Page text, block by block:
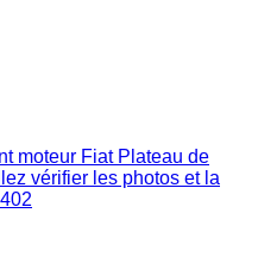
moteur Fiat Plateau de
vérifier les photos et la